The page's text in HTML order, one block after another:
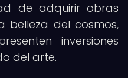
de adquirir obras
belleza del cosmos,
inversiones
del arte.